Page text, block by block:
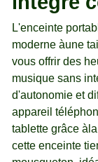
L'enceinte
moderne àune
vous offrir des
musique sans
d'autonomie et
appareil
tablette grâce
cette enceinte